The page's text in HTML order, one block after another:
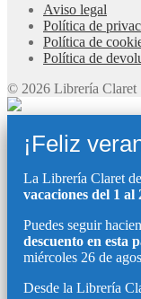
Aviso legal
Política de
Política de
Política de
© 2026 Librería Claret
¡Feliz
La Librería Claret
vacaciones del 1 al
Puedes seguir
descuento en esta
miércoles 26 de
Desde la Librería